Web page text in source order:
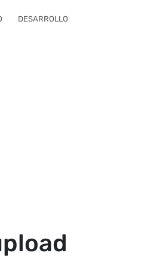
DESARROLLO